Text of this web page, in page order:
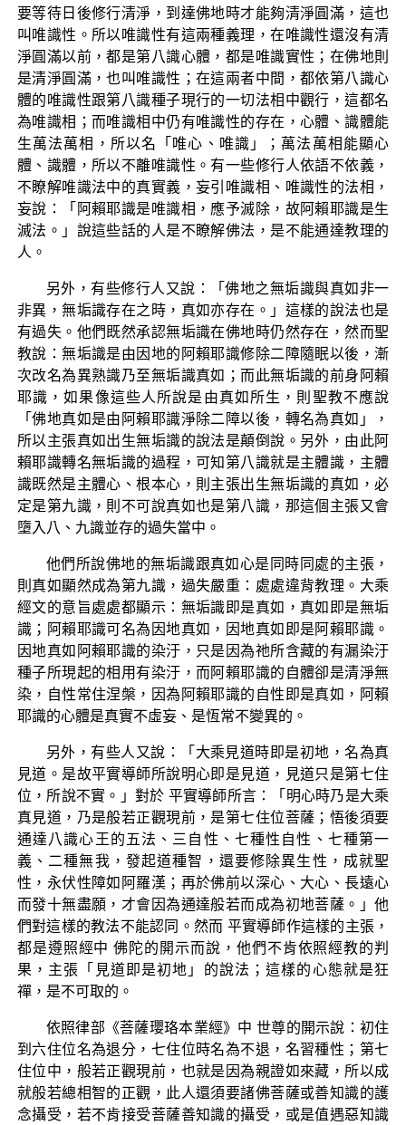
要等待日後修行清淨，到達佛地時才能夠清淨圓滿，這也
叫唯識性。所以唯識性有這兩種義理，在唯識性還沒有清
淨圓滿以前，都是第八識心體，都是唯識實性；在佛地則
是清淨圓滿，也叫唯識性；在這兩者中間，都依第八識心
體的唯識性跟第八識種子現行的一切法相中觀行，這都名
為唯識相；而唯識相中仍有唯識性的存在，心體、識體能
生萬法萬相，所以名「唯心、唯識」；萬法萬相能顯心
體、識體，所以不離唯識性。有一些修行人依語不依義，
不瞭解唯識法中的真實義，妄引唯識相、唯識性的法相，
妄說：「阿賴耶識是唯識相，應予滅除，故阿賴耶識是生
滅法。」說這些話的人是不瞭解佛法，是不能通達教理的
人。
另外，有些修行人又說：「佛地之無垢識與真如非一
非異，無垢識存在之時，真如亦存在。」這樣的說法也是
有過失。他們既然承認無垢識在佛地時仍然存在，然而聖
教說：無垢識是由因地的阿賴耶識修除二障隨眠以後，漸
次改名為異熟識乃至無垢識真如；而此無垢識的前身阿賴
耶識，如果像這些人所說是由真如所生，則聖教不應說
「佛地真如是由阿賴耶識淨除二障以後，轉名為真如」，
所以主張真如出生無垢識的說法是顛倒說。另外，由此阿
賴耶識轉名無垢識的過程，可知第八識就是主體識，主體
識既然是主體心、根本心，則主張出生無垢識的真如，必
定是第九識，則不可說真如也是第八識，那這個主張又會
墮入八、九識並存的過失當中。
他們所說佛地的無垢識跟真如心是同時同處的主張，
則真如顯然成為第九識，過失嚴重：處處違背教理。大乘
經文的意旨處處都顯示：無垢識即是真如，真如即是無垢
識；阿賴耶識可名為因地真如，因地真如即是阿賴耶識。
因地真如阿賴耶識的染汙，只是因為祂所含藏的有漏染汙
種子所現起的相用有染汙，而阿賴耶識的自體卻是清淨無
染，自性常住涅槃，因為阿賴耶識的自性即是真如，阿賴
耶識的心體是真實不虛妄、是恆常不變異的。
另外，有些人又說：「大乘見道時即是初地，名為真
見道。是故平實導師所說明心即是見道，見道只是第七住
位，所說不實。」對於 平實導師所言：「明心時乃是大乘
真見道，乃是般若正觀現前，是第七住位菩薩；悟後須要
通達八識心王的五法、三自性、七種性自性、七種第一
義、二種無我，發起道種智，還要修除異生性，成就聖
性，永伏性障如阿羅漢；再於佛前以深心、大心、長遠心
而發十無盡願，才會因為通達般若而成為初地菩薩。」他
們對這樣的教法不能認同。然而 平實導師作這樣的主張，
都是遵照經中 佛陀的開示而說，他們不肯依照經教的判
果，主張「見道即是初地」的說法；這樣的心態就是狂
禪，是不可取的。
依照律部《菩薩瓔珞本業經》中 世尊的開示說：初住
到六住位名為退分，七住位時名為不退，名習種性；第七
住位中，般若正觀現前，也就是因為親證如來藏，所以成
就般若總相智的正觀，此人還須要諸佛菩薩或善知識的護
念攝受，若不肯接受菩薩善知識的攝受，或是值遇惡知識